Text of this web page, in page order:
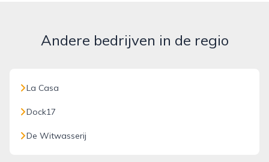
Andere bedrijven in de regio
La Casa
Dock17
De Witwasserij